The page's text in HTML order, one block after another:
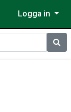
Logga in
Sök